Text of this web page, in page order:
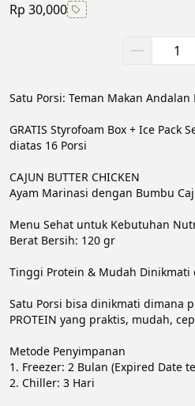
Rp 30,000
Satu Porsi: Teman Makan Andalan
GRATIS Styrofoam Box + Ice Pack
diatas 16 Porsi
CAJUN BUTTER CHICKEN
Ayam Marinasi dengan Bumbu
Menu Sehat untuk Kebutuhan
Berat Bersih: 120 gr
Tinggi Protein & Mudah Dinikmati
Satu Porsi bisa dinikmati dimana
PROTEIN yang praktis, mudah,
Metode Penyimpanan
1. Freezer: 2 Bulan (Expired Date
2. Chiller: 3 Hari